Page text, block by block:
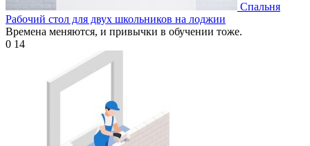
Спальня
Рабочий стол для двух школьников на лоджии
Времена меняются, и привычки в обучении тоже.
0 14